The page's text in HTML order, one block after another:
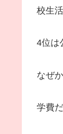
校生
4位は
なぜ
学費